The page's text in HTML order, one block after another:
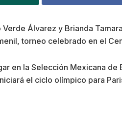
Verde Álvarez y Brianda
torneo celebrado en el
en la Selección Mexicana
el ciclo olímpico para